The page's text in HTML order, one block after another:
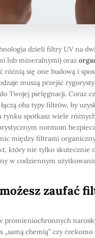
dzieli filtry UV na
lub mineralnymi) oraz
różnią się one budową i
muszą przejść
Twojej pielęgnacji. Coraz
oba typy filtrów, by
rynku spotkasz wiele
normom
między filtrami
który nie tylko skutecznie
w codziennym
zaufać
promieniochronnych
„samą chemią” czy